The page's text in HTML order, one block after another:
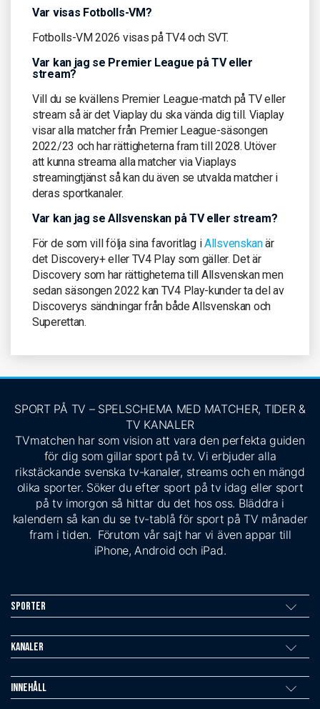
Var visas Fotbolls-VM?
Fotbolls-VM 2026 visas på TV4 och SVT.
Var kan jag se Premier League på TV eller
stream?
Vill du se kvällens Premier League-match på TV eller
stream så är det Viaplay du ska vända dig till. Viaplay
visar alla matcher från Premier League-säsongen
2022/23 och har rättigheterna fram till 2028. Utöver
att kunna streama alla matcher via Viaplays
streamingtjänst så kan du även se utvalda matcher i
deras sportkanaler.
Var kan jag se Allsvenskan på TV eller stream?
För de som vill följa sina favoritlag iAllsvenskanär
det Discovery+ eller TV4 Play som gäller. Det är
Discovery som har rättigheterna till Allsvenskan men
sedan säsongen 2022 kan TV4 Play-kunder ta del av
Discoverys sändningar från både Allsvenskan och
Superettan.
SPORT PÅ TV – SPELSCHEMA MED MATCHER, TIDER &
TV KANALER
TVmatchen har som vision att vara den perfekta guiden
för dig som gillar sport på tv. Vi erbjuder alla
rikstäckande svenska tv-kanaler, streams och en mängd
olika sporter. Söker du efter sport på tv idag eller sport
på tv imorgon så hittar du det hos oss. Bläddra i
kalendern så kan du se tv-tablå för sport på TV månader
fram i tiden. Förutom vår sajt har vi även appar till
iPhone, Android och iPad.
Sporter
Kanaler
Innehåll